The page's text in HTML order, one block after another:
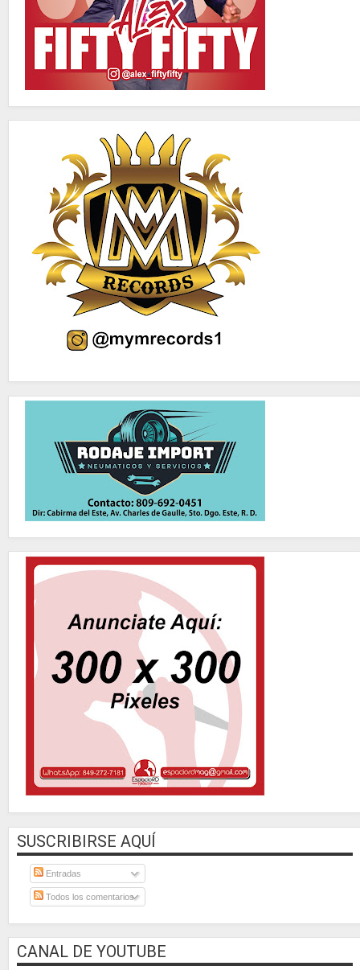
SUSCRIBIRSE AQUÍ
Entradas
Todos los comentarios
CANAL DE YOUTUBE